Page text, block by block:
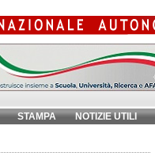
STAMPA NOTIZIE UTILI